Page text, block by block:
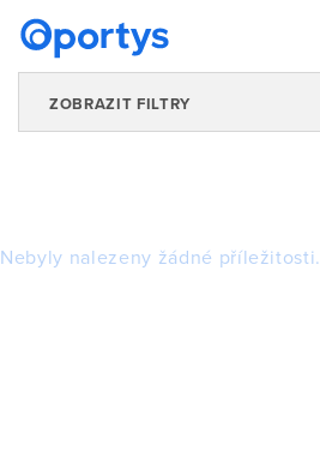
ZOBRAZIT FILTRY
Nebyly nalezeny žádné příležitosti.